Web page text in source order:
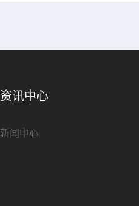
资讯中心
新闻中心